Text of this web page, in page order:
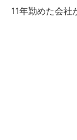
11年勤めた会社